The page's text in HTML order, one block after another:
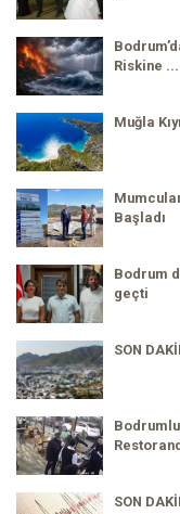
Riskine ...
Muğla
Başladı
Bodrum
geçti
SON
SON